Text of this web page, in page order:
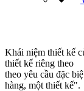
Khái niệm thiết kế
thiết kế riêng theo
theo yêu cầu đặc
hàng, một thiết kế".